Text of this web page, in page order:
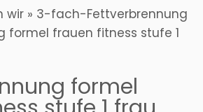
wir » 3-fach-Fettverbrennung
formel frauen fitness stufe 1
formel